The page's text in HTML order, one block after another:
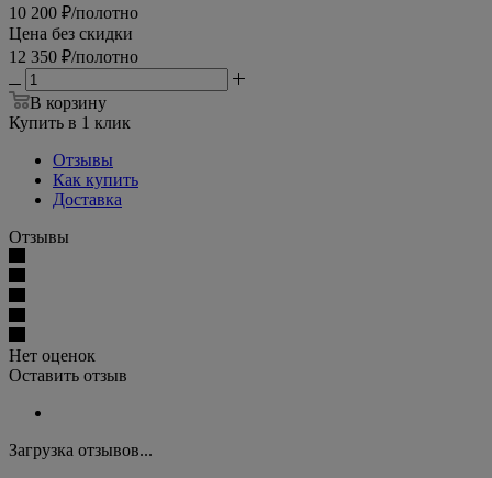
10 200 ₽/полотно
Цена без скидки
12 350 ₽/полотно
В корзину
Купить в 1 клик
Отзывы
Как купить
Доставка
Отзывы
Нет оценок
Оставить отзыв
Загрузка отзывов...